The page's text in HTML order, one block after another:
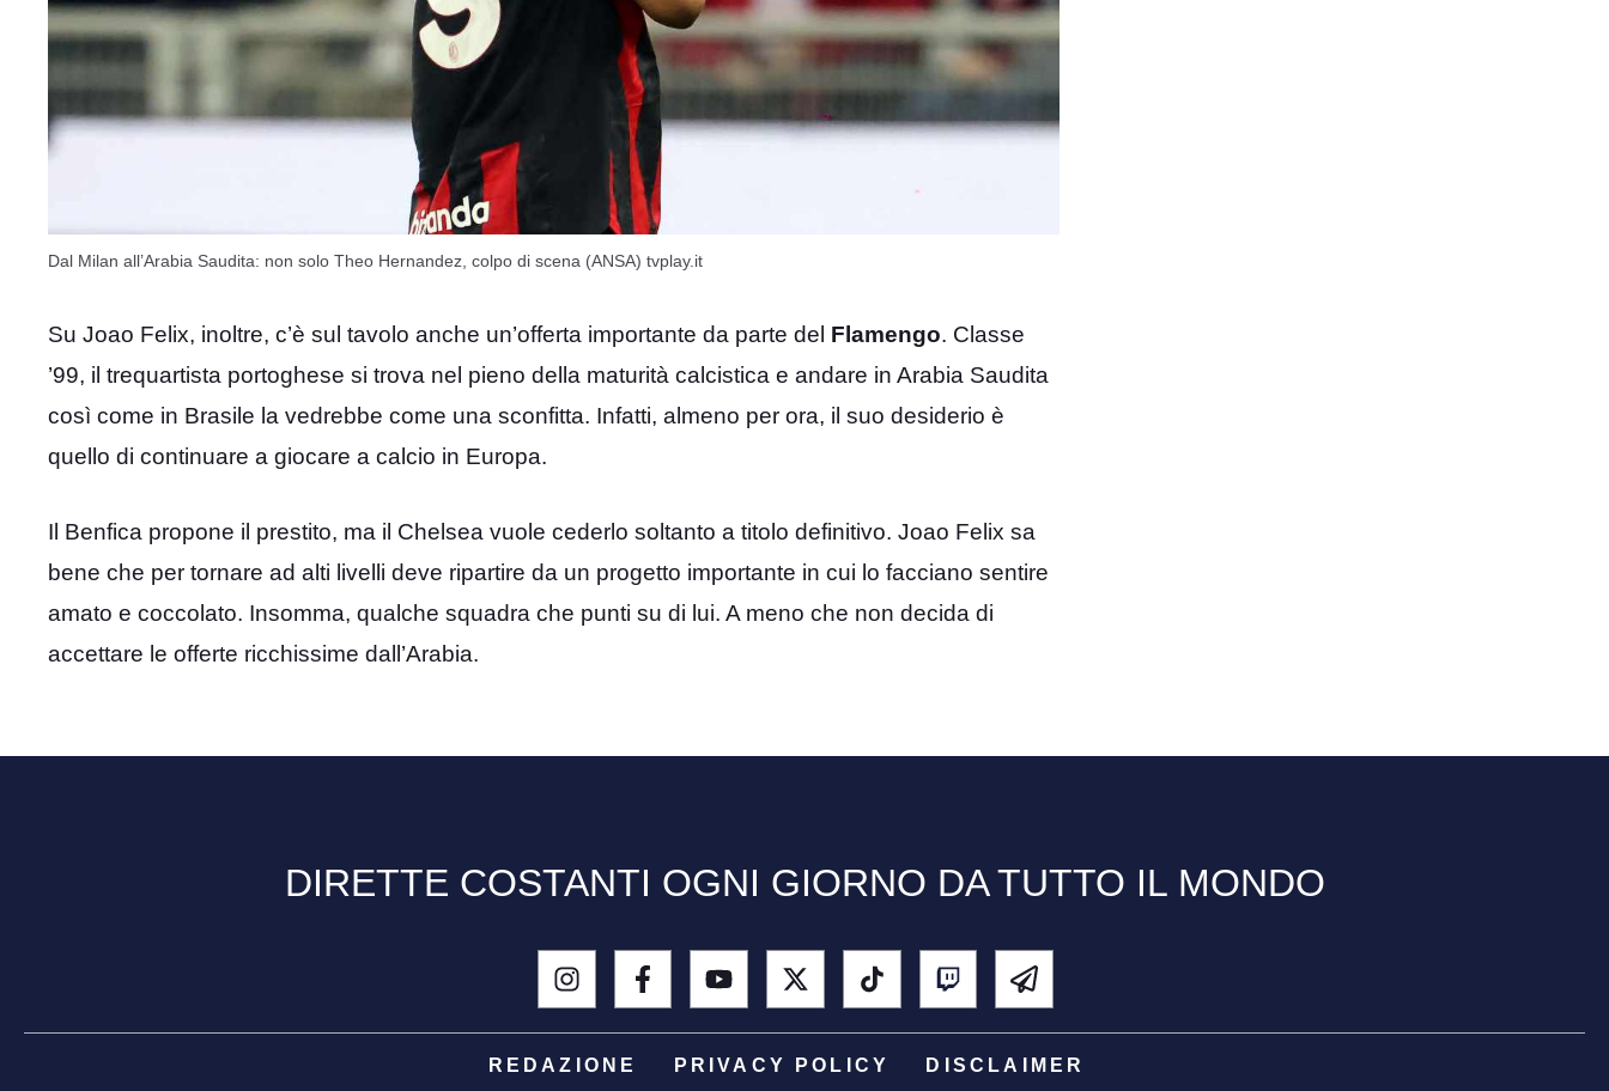
Dal Milan all’Arabia Saudita: non solo Theo Hernandez, colpo di scena (ANSA) tvplay.it
Su Joao Felix, inoltre, c’è sul tavolo anche un’offerta importante da parte del Flamengo. Classe
’99, il trequartista portoghese si trova nel pieno della maturità calcistica e andare in Arabia Saudita
così come in Brasile la vedrebbe come una sconfitta. Infatti, almeno per ora, il suo desiderio è
quello di continuare a giocare a calcio in Europa.
Il Benfica propone il prestito, ma il Chelsea vuole cederlo soltanto a titolo definitivo. Joao Felix sa
bene che per tornare ad alti livelli deve ripartire da un progetto importante in cui lo facciano sentire
amato e coccolato. Insomma, qualche squadra che punti su di lui. A meno che non decida di
accettare le offerte ricchissime dall’Arabia.
DIRETTE COSTANTI OGNI GIORNO DA TUTTO IL MONDO
REDAZIONE PRIVACY POLICY DISCLAIMER